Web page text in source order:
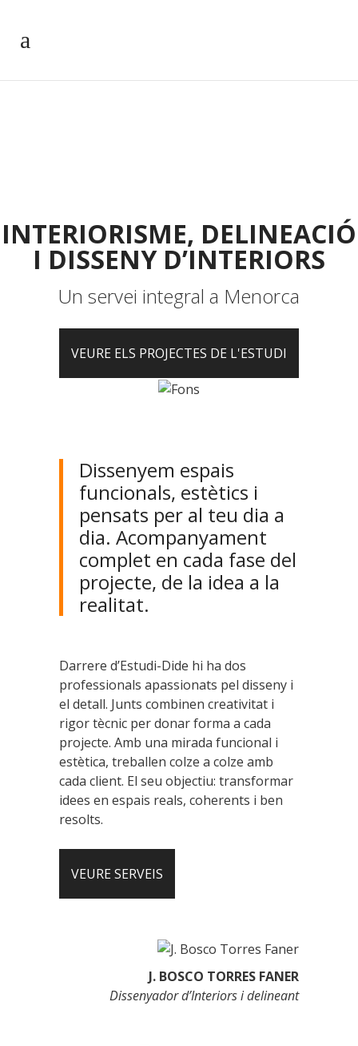
INTERIORISME, DELINEACIÓ
I DISSENY D’INTERIORS
Un servei integral a Menorca
VEURE ELS PROJECTES DE L'ESTUDI
Dissenyem espais
funcionals, estètics i
pensats per al teu dia a
dia. Acompanyament
complet en cada fase del
projecte, de la idea a la
realitat.
Darrere d’Estudi-Dide hi ha dos
professionals apassionats pel disseny i
el detall. Junts combinen creativitat i
rigor tècnic per donar forma a cada
projecte. Amb una mirada funcional i
estètica, treballen colze a colze amb
cada client. El seu objectiu: transformar
idees en espais reals, coherents i ben
resolts.
VEURE SERVEIS
J. BOSCO TORRES FANER
Dissenyador d’Interiors i delineant